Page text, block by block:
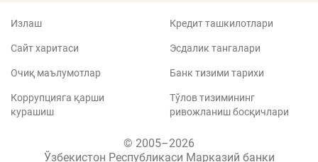
Излаш
Сайт харитаси
Очиқ маълумотлар
Коррупцияга қарши
курашиш
Кредит ташкилотлари
Эсдалик тангалари
Банк тизими тарихи
Тўлов тизимининг
ривожланиш босқичлари
© 2005–2026
Ўзбекистон Республикаси Марказий банки